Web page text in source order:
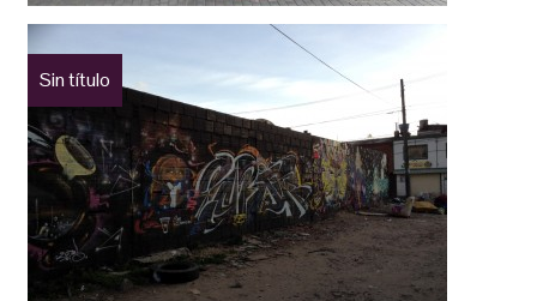
Sin título